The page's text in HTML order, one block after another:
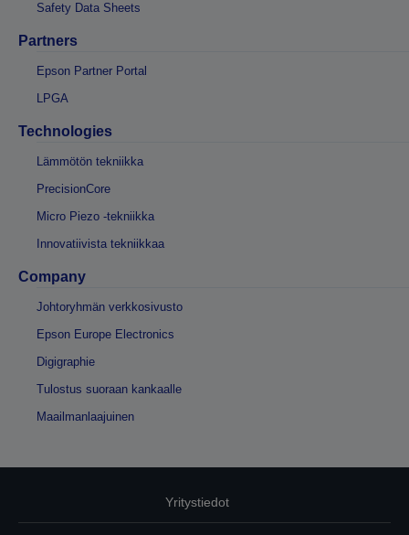
Safety Data Sheets
Partners
Epson Partner Portal
LPGA
Technologies
Lämmötön tekniikka
PrecisionCore
Micro Piezo -tekniikka
Innovatiivista tekniikkaa
Company
Johtoryhmän verkkosivusto
Epson Europe Electronics
Digigraphie
Tulostus suoraan kankaalle
Maailmanlaajuinen
Yritystiedot